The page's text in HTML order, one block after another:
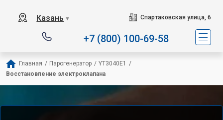
Казань ▼ Спартаковская улица, 6
+7 (800) 100-69-58
Главная / Парогенератор / YT3040E1
/
Восстановление электроклапана